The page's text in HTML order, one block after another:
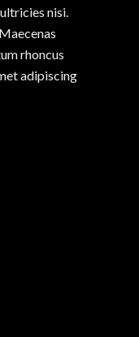
nisi.
rhoncus
adipiscing